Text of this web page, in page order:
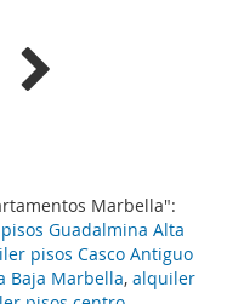
Marbella":
Guadalmina Alta
pisos Casco Antiguo
Baja Marbella, alquiler